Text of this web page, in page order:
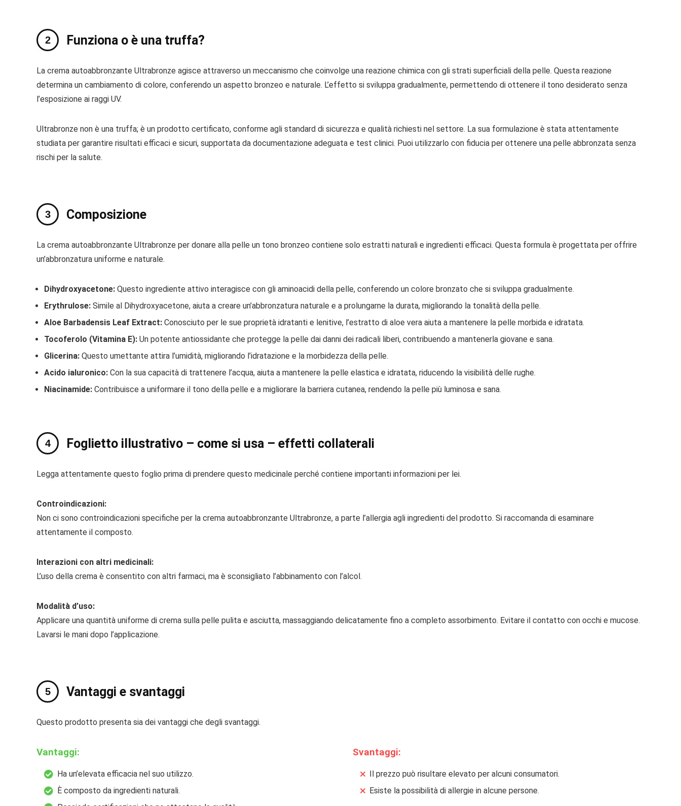
Funziona o è una truffa?
La crema autoabbronzante Ultrabronze agisce attraverso un meccanismo che coinvolge una reazione chimica con gli strati superficiali della pelle. Questa reazione
determina un cambiamento di colore, conferendo un aspetto bronzeo e naturale. L’effetto si sviluppa gradualmente, permettendo di ottenere il tono desiderato senza
l’esposizione ai raggi UV.
Ultrabronze non è una truffa; è un prodotto certificato, conforme agli standard di sicurezza e qualità richiesti nel settore. La sua formulazione è stata attentamente
studiata per garantire risultati efficaci e sicuri, supportata da documentazione adeguata e test clinici. Puoi utilizzarlo con fiducia per ottenere una pelle abbronzata senza
rischi per la salute.
Composizione
La crema autoabbronzante Ultrabronze per donare alla pelle un tono bronzeo contiene solo estratti naturali e ingredienti efficaci. Questa formula è progettata per offrire
un’abbronzatura uniforme e naturale.
Dihydroxyacetone: Questo ingrediente attivo interagisce con gli aminoacidi della pelle, conferendo un colore bronzato che si sviluppa gradualmente.
Erythrulose: Simile al Dihydroxyacetone, aiuta a creare un’abbronzatura naturale e a prolungarne la durata, migliorando la tonalità della pelle.
Aloe Barbadensis Leaf Extract: Conosciuto per le sue proprietà idratanti e lenitive, l’estratto di aloe vera aiuta a mantenere la pelle morbida e idratata.
Tocoferolo (Vitamina E): Un potente antiossidante che protegge la pelle dai danni dei radicali liberi, contribuendo a mantenerla giovane e sana.
Glicerina: Questo umettante attira l’umidità, migliorando l’idratazione e la morbidezza della pelle.
Acido ialuronico: Con la sua capacità di trattenere l’acqua, aiuta a mantenere la pelle elastica e idratata, riducendo la visibilità delle rughe.
Niacinamide: Contribuisce a uniformare il tono della pelle e a migliorare la barriera cutanea, rendendo la pelle più luminosa e sana.
Foglietto illustrativo – come si usa – effetti collaterali
Legga attentamente questo foglio prima di prendere questo medicinale perché contiene importanti informazioni per lei.
Controindicazioni:
Non ci sono controindicazioni specifiche per la crema autoabbronzante Ultrabronze, a parte l’allergia agli ingredienti del prodotto. Si raccomanda di esaminare
attentamente il composto.
Interazioni con altri medicinali:
L’uso della crema è consentito con altri farmaci, ma è sconsigliato l’abbinamento con l’alcol.
Modalità d’uso:
Applicare una quantità uniforme di crema sulla pelle pulita e asciutta, massaggiando delicatamente fino a completo assorbimento. Evitare il contatto con occhi e mucose.
Lavarsi le mani dopo l’applicazione.
Vantaggi e svantaggi
Questo prodotto presenta sia dei vantaggi che degli svantaggi.
Vantaggi:
Ha un’elevata efficacia nel suo utilizzo.
È composto da ingredienti naturali.
Svantaggi:
Il prezzo può risultare elevato per alcuni consumatori.
Esiste la possibilità di allergie in alcune persone.